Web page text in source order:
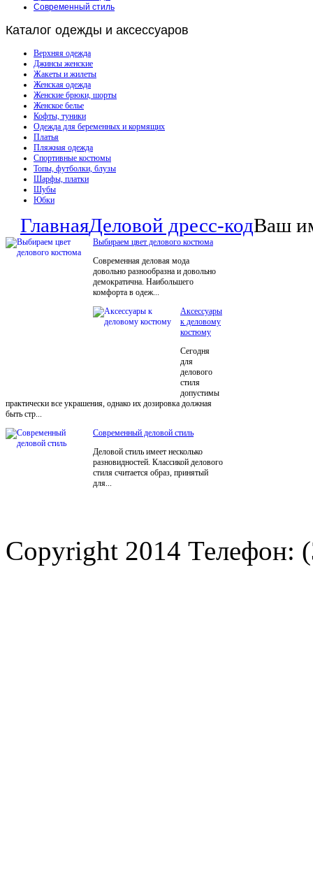
Современный стиль
Каталог одежды и аксессуаров
Верхняя одежда
Джинсы женские
Жакеты и жилеты
Женская одежда
Женские брюки, шорты
Женское белье
Кофты, туники
Одежда для беременных и кормящих
Платья
Пляжная одежда
Спортивные костюмы
Топы, футболки, блузы
Шарфы, платки
Шубы
Юбки
ГлавнаяДеловой дресс-кодВаш
Выбираем цвет делового костюма
Современная деловая мода
довольно разнообразна и довольно
демократична. Наибольшего
комфорта в одеж...
Аксессуары
к деловому
костюму
Сегодня
для
делового
стиля
допустимы
практически все украшения, однако их дозировка должная
быть стр...
Современный деловой стиль
Деловой стиль имеет несколько
разновидностей. Классикой делового
стиля считается образ, принятый
для...
Copyright 2014 Телефон: